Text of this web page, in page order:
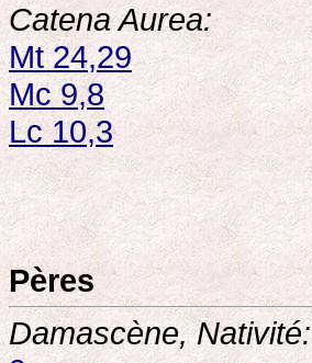
Catena Aurea:
Mt 24,29
Mc 9,8
Lc 10,3
Pères
Damascène, Nativité: